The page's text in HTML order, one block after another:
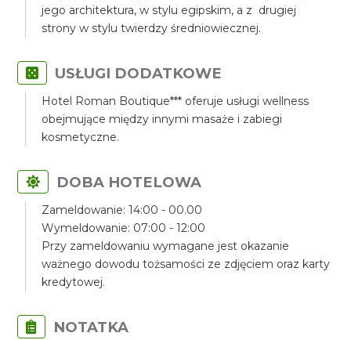
jego architektura, w stylu egipskim, a z drugiej
strony w stylu twierdzy średniowiecznej.
USŁUGI DODATKOWE
Hotel Roman Boutique*** oferuje usługi wellness
obejmujące między innymi masaże i zabiegi
kosmetyczne.
DOBA HOTELOWA
Zameldowanie: 14:00 - 00.00
Wymeldowanie: 07:00 - 12:00
Przy zameldowaniu wymagane jest okazanie
ważnego dowodu tożsamości ze zdjęciem oraz karty
kredytowej.
NOTATKA